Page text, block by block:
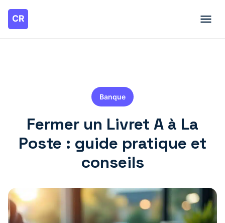
Banque
Fermer un Livret A à La
Poste : guide pratique et
conseils